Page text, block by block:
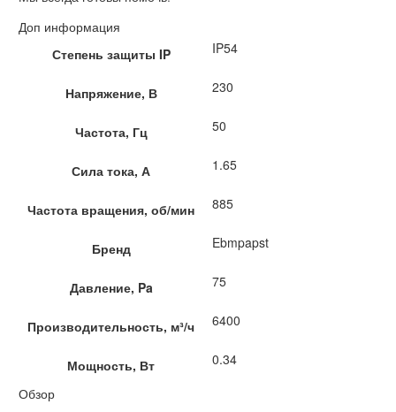
Доп информация
Степень защиты IP
IP54
Напряжение, В 230
Частота, Гц 50
Сила тока, А 1.65
Частота вращения, об/мин 885
Бренд Ebmpapst
Давление, Pa 75
Производительность, м³/ч 6400
Мощность, Вт
0.34
Обзор